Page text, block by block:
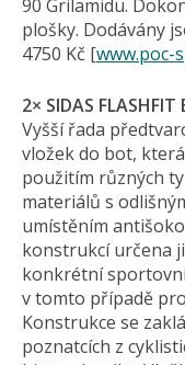
90 Grilamidu.
plošky. Dodávány
4750 Kč [www.poc-
2× SIDAS FLASHFIT
Vyšší řada
vložek do bot,
použitím různých
materiálů s
umístěním
konstrukcí určena
konkrétní
v tomto případě
Konstrukce se
poznatcích z